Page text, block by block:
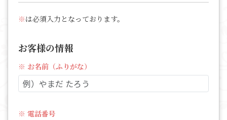
※は必須入力となっております。
お客様の情報
※ お名前（ふりがな）
※ 電話番号